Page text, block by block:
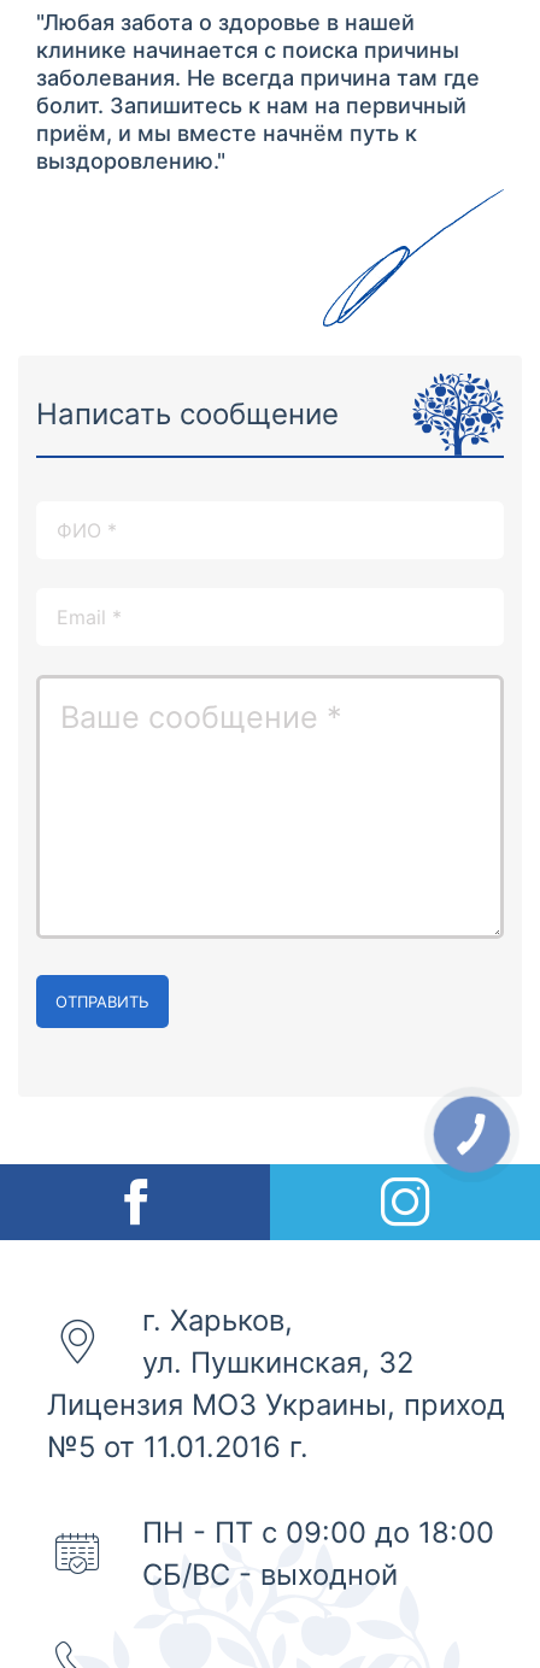
"Любая забота о здоровье в нашей
клинике начинается с поиска причины
заболевания. Не всегда причина там где
болит. Запишитесь к нам на первичный
приём, и мы вместе начнём путь к
выздоровлению."
Написать сообщение
ОТПРАВИТЬ
г. Харьков,
ул. Пушкинская, 32
Лицензия МОЗ Украины, приход
№5 от 11.01.2016 г.
ПН - ПТ с 09:00 до 18:00
СБ/ВС - выходной